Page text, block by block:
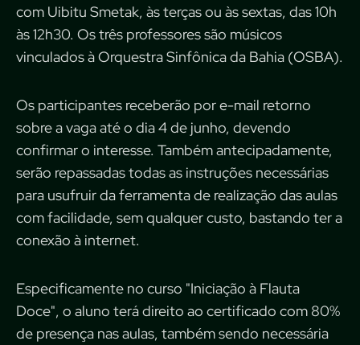
com Uibitu Smetak, às terças ou às sextas, das 10h
às 12h30. Os três professores são músicos
vinculados à Orquestra Sinfônica da Bahia (OSBA).
Os participantes receberão por e-mail retorno
sobre a vaga até o dia 4 de junho, devendo
confirmar o interesse. Também antecipadamente,
serão repassadas todas as instruções necessárias
para usufruir da ferramenta de realização das aulas
com facilidade, sem qualquer custo, bastando ter a
conexão à internet.
Especificamente no curso "Iniciação à Flauta
Doce", o aluno terá direito ao certificado com 80%
de presença nas aulas, também sendo necessária